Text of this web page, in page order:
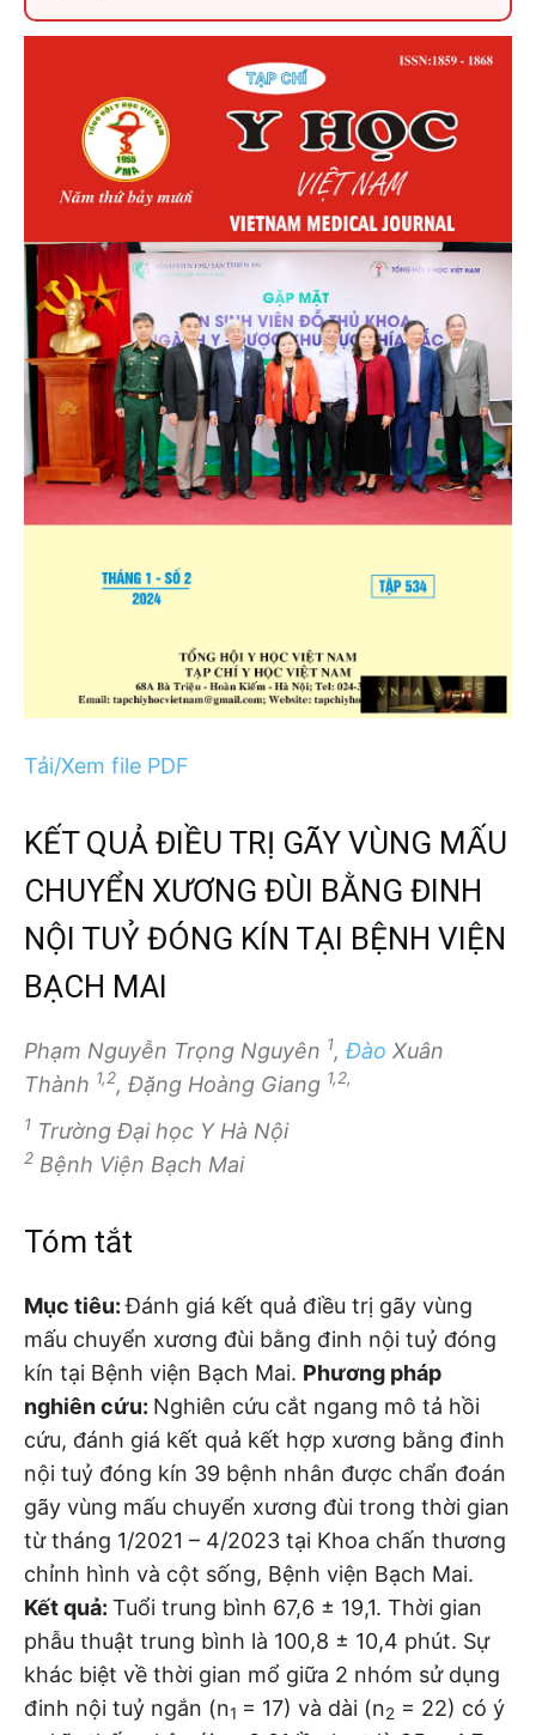
Tải/Xem file PDF
KẾT QUẢ ĐIỀU TRỊ GÃY VÙNG MẤU
CHUYỂN XƯƠNG ĐÙI BẰNG ĐINH
NỘI TUỶ ĐÓNG KÍN TẠI BỆNH VIỆN
BẠCH MAI
Phạm Nguyễn Trọng Nguyên 1, Đào Xuân
Thành 1,2, Đặng Hoàng Giang 1,2,
1 Trường Đại học Y Hà Nội
2 Bệnh Viện Bạch Mai
Tóm tắt
Mục tiêu:Đánh giá kết quả điều trị gãy vùng
mấu chuyển xương đùi bằng đinh nội tuỷ đóng
kín tại Bệnh viện Bạch Mai. Phương pháp
nghiên cứu: Nghiên cứu cắt ngang mô tả hồi
cứu, đánh giá kết quả kết hợp xương bằng đinh
nội tuỷ đóng kín 39 bệnh nhân được chẩn đoán
gãy vùng mấu chuyển xương đùi trong thời gian
từ tháng 1/2021 – 4/2023 tại Khoa chấn thương
chỉnh hình và cột sống, Bệnh viện Bạch Mai.
Kết quả: Tuổi trung bình 67,6 ± 19,1. Thời gian
phẫu thuật trung bình là 100,8 ± 10,4 phút. Sự
khác biệt về thời gian mổ giữa 2 nhóm sử dụng
đinh nội tuỷ ngắn (n1 = 17) và dài (n2 = 22) có ý